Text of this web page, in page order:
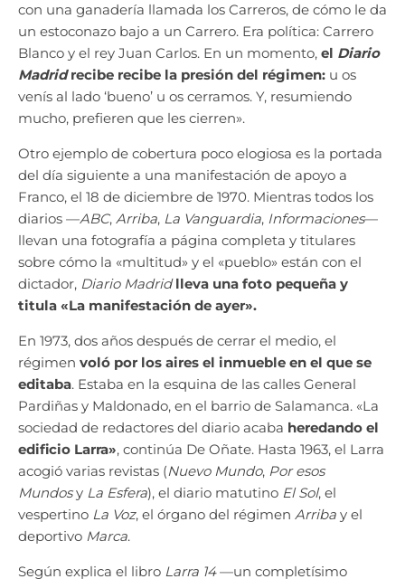
con una ganadería llamada los Carreros, de cómo le da
un estoconazo bajo a un Carrero. Era política: Carrero
Blanco y el rey Juan Carlos. En un momento, el Diario
Madridrecibe recibe la presión del régimen: u os
venís al lado ‘bueno’ u os cerramos. Y, resumiendo
mucho, prefieren que les cierren».
Otro ejemplo de cobertura poco elogiosa es la portada
del día siguiente a una manifestación de apoyo a
Franco, el 18 de diciembre de 1970. Mientras todos los
diarios —ABC, Arriba, La Vanguardia, Informaciones—
llevan una fotografía a página completa y titulares
sobre cómo la «multitud» y el «pueblo» están con el
dictador, Diario Madridlleva una foto pequeña y
titula «La manifestación de ayer».
En 1973, dos años después de cerrar el medio, el
régimen voló por los aires el inmueble en el que se
editaba. Estaba en la esquina de las calles General
Pardiñas y Maldonado, en el barrio de Salamanca. «La
sociedad de redactores del diario acaba heredando el
edificio Larra», continúa De Oñate. Hasta 1963, el Larra
acogió varias revistas (Nuevo Mundo, Por esos
Mundosy La Esfera), el diario matutino El Sol, el
vespertino La Voz, el órgano del régimen Arriba y el
deportivo Marca.
Según explica el libro Larra 14—un completísimo